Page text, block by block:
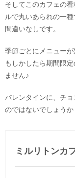
そしてこのカフェの
ルで丸いあられの一
間違いなしです。
季節ごとにメニュー
もしかしたら期間限
ません♪
バレンタインに、チ
のではないでしょうか
ミルリトンカ